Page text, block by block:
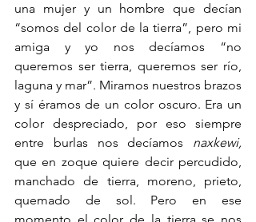
una mujer y un hombre que decían
“somos del color de la tierra”, pero mi
amiga y yo nos decíamos “no
queremos ser tierra, queremos ser río,
laguna y mar”. Miramos nuestros brazos
y sí éramos de un color oscuro. Era un
color despreciado, por eso siempre
entre burlas nos decíamos
que en zoque quiere decir percudido,
manchado de tierra, moreno, prieto,
quemado de sol. Pero en ese